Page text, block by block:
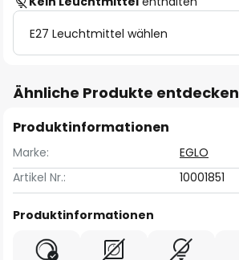
E27 Leuchtmittel wählen
Ähnliche Produkte entdecken
Produktinformationen
Marke:
EGLO
Artikel Nr.:
10001851
Produktinformationen